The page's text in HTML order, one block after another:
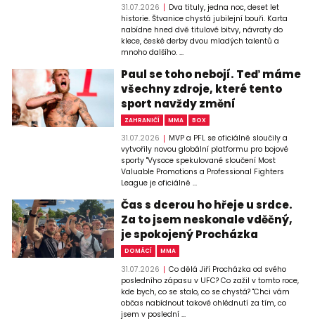
31.07.2026
Dva tituly, jedna noc, deset let
historie. Štvanice chystá jubilejní bouři. Karta
nabídne hned dvě titulové bitvy, návraty do
klece, české derby dvou mladých talentů a
mnoho dalšího. ...
Paul se toho nebojí. Teď máme
všechny zdroje, které tento
sport navždy změní
ZAHRANIČÍ MMA BOX
31.07.2026
MVP a PFL se oficiálně sloučily a
vytvořily novou globální platformu pro bojové
sporty "Vysoce spekulované sloučení Most
Valuable Promotions a Professional Fighters
League je oficiálně ...
Čas s dcerou ho hřeje u srdce.
Za to jsem neskonale vděčný,
je spokojený Procházka
DOMÁCÍ MMA
31.07.2026
Co dělá Jiří Procházka od svého
posledního zápasu v UFC? Co zažil v tomto roce,
kde bych, co se stalo, co se chystá? "Chci vám
občas nabídnout takové ohlédnutí za tím, co
jsem v poslední ...